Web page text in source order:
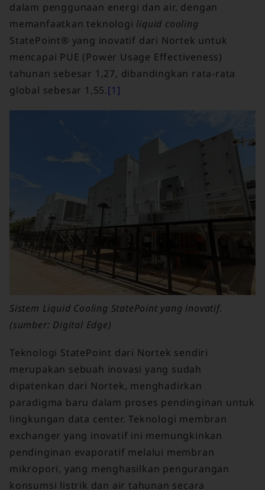
dalam penggunaan energi dan air, dengan
memanfaatkan teknologi liquid cooling
StatePoint® yang inovatif dari Nortek untuk
mencapai PUE (Power Usage Effectiveness)
tahunan sebesar 1,27, dibandingkan rata-rata
global sebesar 1,55.[1]
Sistem Liquid Cooling StatePoint yang inovatif.
(sumber: Digital Edge)
Teknologi StatePoint dari Nortek sendiri
merupakan sebuah inovasi yang sudah
dipatenkan dari Nortek, menghadirkan
paradigma baru dalam proses pendinginan untuk
lingkungan data center. Teknologi membran
exchanger yang inovatif ini memungkinkan
pendinginan evaporatif melalui membran
mikropori, yang menghasilkan pengurangan
konsumsi listrik dan air tahunan secara